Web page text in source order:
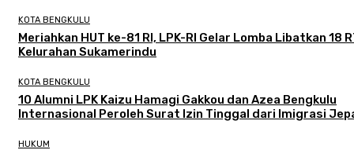
KOTA BENGKULU
Meriahkan HUT ke-81 RI, LPK-RI Gelar Lomba Libatkan 18
Kelurahan Sukamerindu
KOTA BENGKULU
‎10 Alumni LPK Kaizu Hamagi Gakkou dan Azea Bengkulu
Internasional Peroleh Surat Izin Tinggal dari Imigrasi
HUKUM